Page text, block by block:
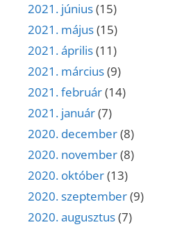
2021. június(15)
2021. május(15)
2021. április(11)
2021. március(9)
2021. február(14)
2021. január(7)
2020. december(8)
2020. november(8)
2020. október(13)
2020. szeptember(9)
2020. augusztus(7)